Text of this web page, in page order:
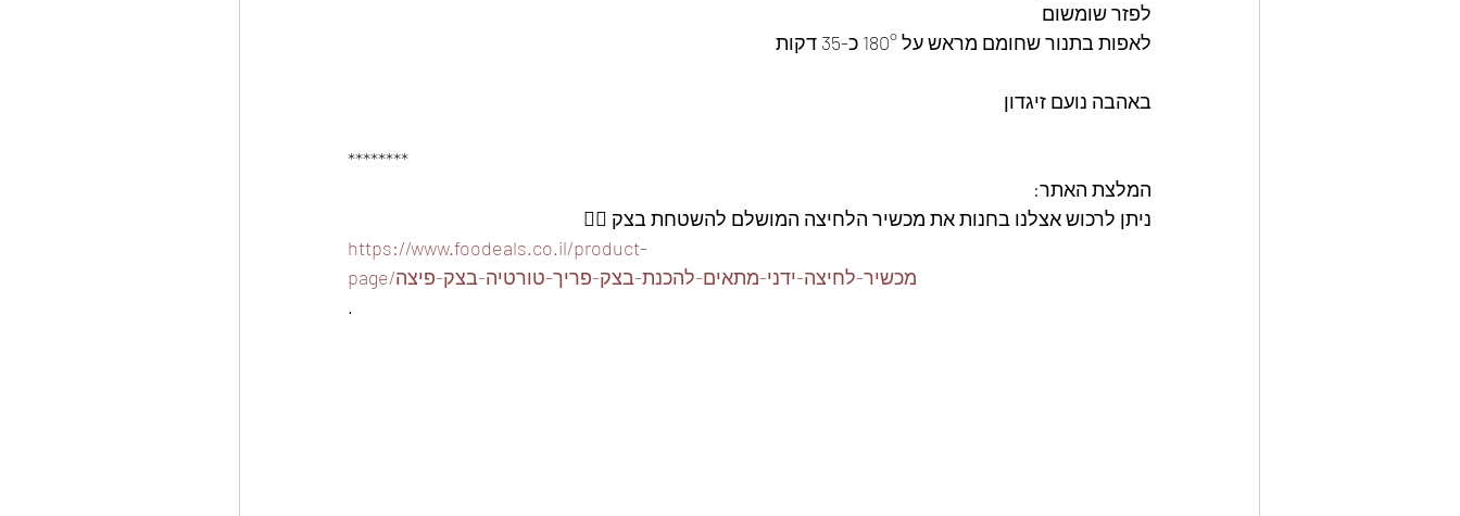
לפזר שומשום
לאפות בתנור שחומם מראש על 180° כ-35 דקות
באהבה נועם זיגדון
********
המלצת האתר:
ניתן לרכוש אצלנו בחנות את מכשיר הלחיצה המושלם להשטחת בצק 👇🏽
https://www.foodeals.co.il/product-
page/מכשיר-לחיצה-ידני-מתאים-להכנת-בצק-פריך-טורטיה-בצק-פיצה
.